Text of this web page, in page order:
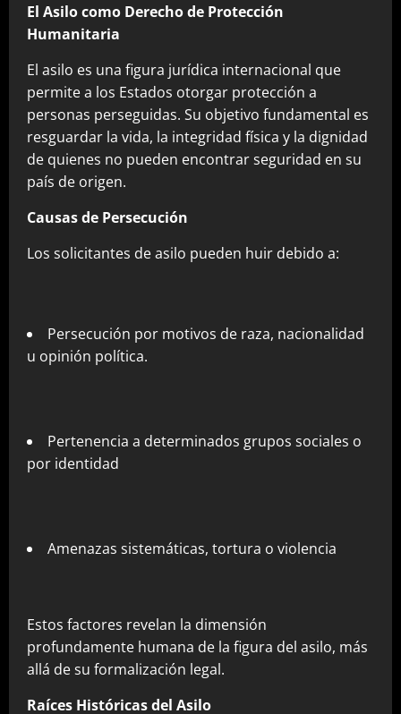
El Asilo como Derecho de Protección
Humanitaria
El asilo es una figura jurídica internacional que
permite a los Estados otorgar protección a
personas perseguidas. Su objetivo fundamental es
resguardar la vida, la integridad física y la dignidad
de quienes no pueden encontrar seguridad en su
país de origen.
Causas de Persecución
Los solicitantes de asilo pueden huir debido a:
Persecución por motivos de raza, nacionalidad
u opinión política.
Pertenencia a determinados grupos sociales o
por identidad
Amenazas sistemáticas, tortura o violencia
Estos factores revelan la dimensión
profundamente humana de la figura del asilo, más
allá de su formalización legal.
Raíces Históricas del Asilo